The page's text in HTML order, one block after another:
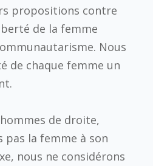
propositions contre
de la femme
Nous
de chaque femme un
de droite,
pas la femme à son
nous ne considérons